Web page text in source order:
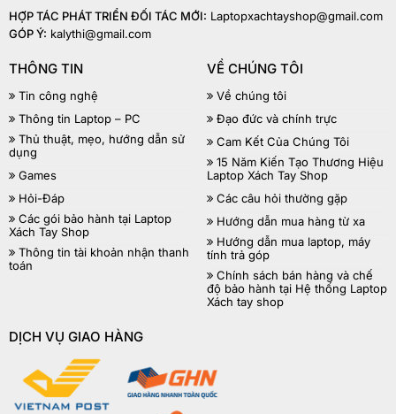
HỢP TÁC PHÁT TRIỂN ĐỐI TÁC MỚI: Laptopxachtayshop@gmail.com
GÓP Ý: kalythi@gmail.com
THÔNG TIN
Tin công nghệ
Thông tin Laptop – PC
Thủ thuật, mẹo, hướng dẫn sử
dụng
Games
Hỏi-Đáp
Các gói bảo hành tại Laptop
Xách Tay Shop
Thông tin tài khoản nhận thanh
toán
VỀ CHÚNG TÔI
Về chúng tôi
Đạo đức và chính trực
Cam Kết Của Chúng Tôi
15 Năm Kiến Tạo Thương Hiệu
Laptop Xách Tay Shop
Các câu hỏi thường gặp
Hướng dẫn mua hàng từ xa
Hướng dẫn mua laptop, máy
tính trả góp
Chính sách bán hàng và chế
độ bảo hành tại Hệ thống Laptop
Xách tay shop
DỊCH VỤ GIAO HÀNG